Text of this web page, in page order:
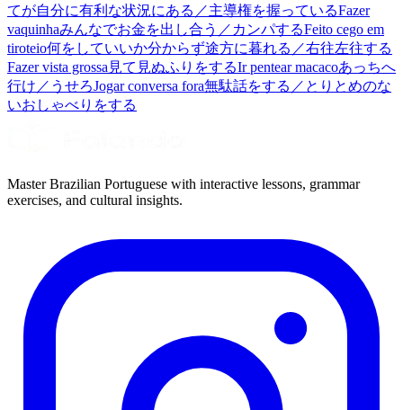
てが自分に有利な状況にある／主導権を握っているFazer
vaquinhaみんなでお金を出し合う／カンパするFeito cego em
tiroteio何をしていいか分からず途方に暮れる／右往左往する
Fazer vista grossa 見て見ぬふりをするIr pentear macacoあっちへ
行け／うせろJogar conversa fora無駄話をする／とりとめのな
いおしゃべりをする
Master Brazilian Portuguese with interactive lessons, grammar
exercises, and cultural insights.